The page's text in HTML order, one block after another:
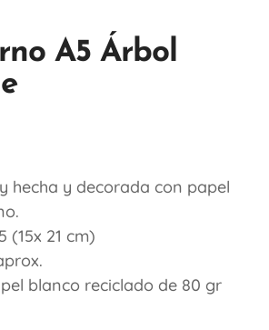
A5 Árbol
hecha y decorada con papel
(15x 21 cm)
blanco reciclado de 80 gr